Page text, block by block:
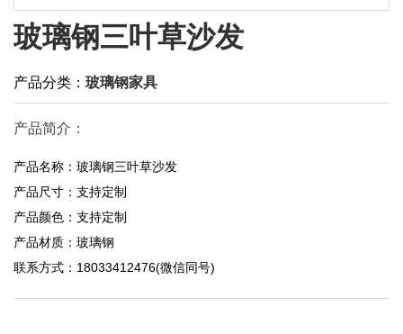
玻璃钢三叶草沙发
产品分类： 玻璃钢家具
产品简介：
产品名称：玻璃钢三叶草沙发
产品尺寸：支持定制
产品颜色：支持定制
产品材质：玻璃钢
联系方式：18033412476(微信同号)